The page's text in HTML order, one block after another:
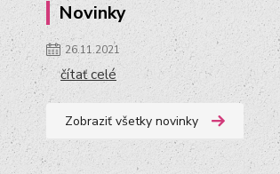
Novinky
26.11.2021
čítať celé
Zobraziť všetky novinky